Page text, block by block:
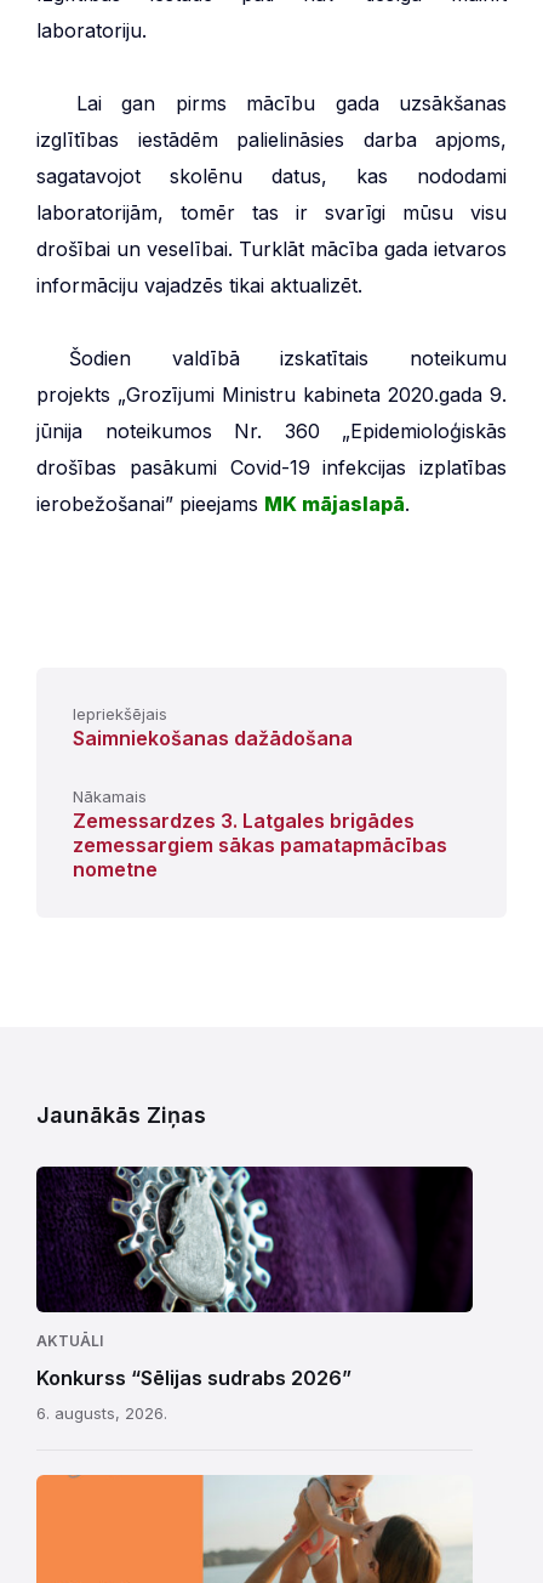
laboratoriju.
Lai gan pirms mācību gada uzsākšanas
izglītības iestādēm palielināsies darba apjoms,
sagatavojot skolēnu datus, kas nododami
laboratorijām, tomēr tas ir svarīgi mūsu visu
drošībai un veselībai. Turklāt mācība gada ietvaros
informāciju vajadzēs tikai aktualizēt.
Šodien valdībā izskatītais noteikumu
projekts „Grozījumi Ministru kabineta 2020.gada 9.
jūnija noteikumos Nr. 360 „Epidemioloģiskās
drošības pasākumi Covid-19 infekcijas izplatības
ierobežošanai” pieejams MK mājaslapā.
Iepriekšējais
Saimniekošanas dažādošana
Nākamais
Zemessardzes 3. Latgales brigādes
zemessargiem sākas pamatapmācības
nometne
Jaunākās Ziņas
AKTUĀLI
Konkurss “Sēlijas sudrabs 2026”
6. augusts, 2026.